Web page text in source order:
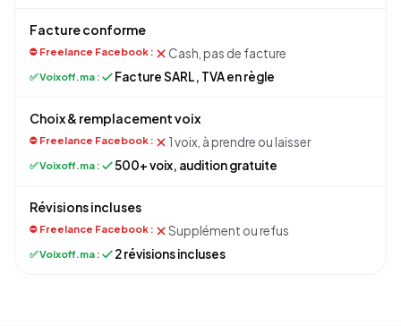
Facture conforme
Cash, pas de facture
Facture SARL, TVA en règle
Choix & remplacement voix
1 voix, à prendre ou laisser
500+ voix, audition gratuite
Révisions incluses
Supplément ou refus
2 révisions incluses